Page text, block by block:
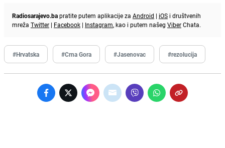
Radiosarajevo.bapratite putem aplikacije za Android | iOS i društvenih
mreža Twitter | Facebook | Instagram, kao i putem našeg ViberChata.
#Hrvatska #Crna Gora #Jasenovac #rezolucija